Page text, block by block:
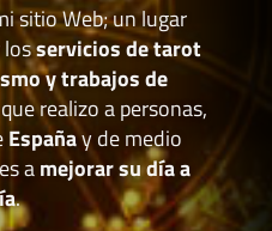
sitio Web; un lugar
losservicios de tarot
y trabajos de
realizo a personas,
Españay de medio
amejorar su día a
.